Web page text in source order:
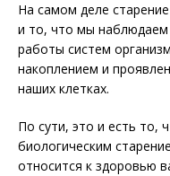
На самом деле
и то, что мы наблюдаем
работы систем
накоплением и
наших клетках.
По сути, это и есть то,
биологическим
относится к здоровью